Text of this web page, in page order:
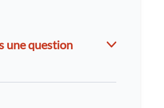
une question